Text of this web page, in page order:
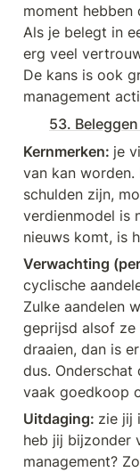
moment hebben
Als je belegt in
erg veel
De kans is ook
management
Kernmerken: je
van kan
schulden zijn,
verdienmodel is
nieuws komt, is
Verwachting
cyclische
Zulke aandelen
geprijsd alsof
draaien, dan is
dus. Onderschat
vaak goedkoop
Uitdaging: zie jij
heb jij bijzonder
management?